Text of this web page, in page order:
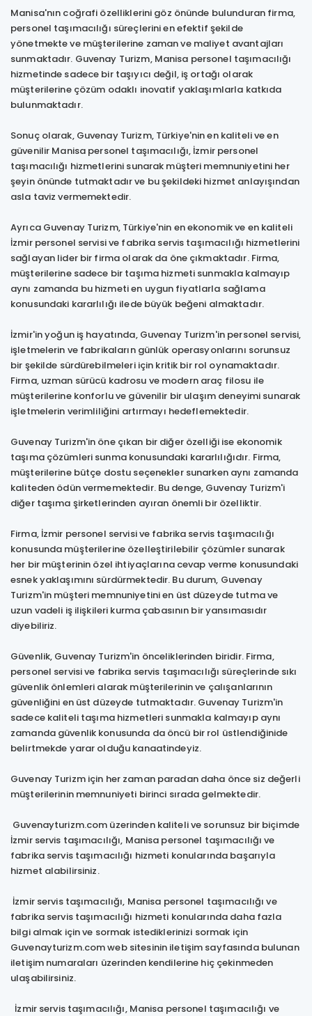
Manisa'nın coğrafi özelliklerini göz önünde bulunduran firma,
personel taşımacılığı süreçlerini en efektif şekilde
yönetmekte ve müşterilerine zaman ve maliyet avantajları
sunmaktadır. Guvenay Turizm, Manisa personel taşımacılığı
hizmetinde sadece bir taşıyıcı değil, iş ortağı olarak
müşterilerine çözüm odaklı inovatif yaklaşımlarla katkıda
bulunmaktadır.
Sonuç olarak, Guvenay Turizm, Türkiye'nin en kaliteli ve en
güvenilir Manisa personel taşımacılığı, İzmir personel
taşımacılığı hizmetlerini sunarak müşteri memnuniyetini her
şeyin önünde tutmaktadır ve bu şekildeki hizmet anlayışından
asla taviz vermemektedir.
Ayrıca Guvenay Turizm, Türkiye'nin en ekonomik ve en kaliteli
İzmir personel servisi ve fabrika servis taşımacılığı hizmetlerini
sağlayan lider bir firma olarak da öne çıkmaktadır. Firma,
müşterilerine sadece bir taşıma hizmeti sunmakla kalmayıp
aynı zamanda bu hizmeti en uygun fiyatlarla sağlama
konusundaki kararlılığı ilede büyük beğeni almaktadır.
İzmir'in yoğun iş hayatında, Guvenay Turizm'in personel servisi,
işletmelerin ve fabrikaların günlük operasyonlarını sorunsuz
bir şekilde sürdürebilmeleri için kritik bir rol oynamaktadır.
Firma, uzman sürücü kadrosu ve modern araç filosu ile
müşterilerine konforlu ve güvenilir bir ulaşım deneyimi sunarak
işletmelerin verimliliğini artırmayı hedeflemektedir.
Guvenay Turizm'in öne çıkan bir diğer özelliği ise ekonomik
taşıma çözümleri sunma konusundaki kararlılığıdır. Firma,
müşterilerine bütçe dostu seçenekler sunarken aynı zamanda
kaliteden ödün vermemektedir. Bu denge, Guvenay Turizm'i
diğer taşıma şirketlerinden ayıran önemli bir özelliktir.
Firma, İzmir personel servisi ve fabrika servis taşımacılığı
konusunda müşterilerine özelleştirilebilir çözümler sunarak
her bir müşterinin özel ihtiyaçlarına cevap verme konusundaki
esnek yaklaşımını sürdürmektedir. Bu durum, Guvenay
Turizm'in müşteri memnuniyetini en üst düzeyde tutma ve
uzun vadeli iş ilişkileri kurma çabasının bir yansımasıdır
diyebiliriz.
Güvenlik, Guvenay Turizm'in önceliklerinden biridir. Firma,
personel servisi ve fabrika servis taşımacılığı süreçlerinde sıkı
güvenlik önlemleri alarak müşterilerinin ve çalışanlarının
güvenliğini en üst düzeyde tutmaktadır. Guvenay Turizm'in
sadece kaliteli taşıma hizmetleri sunmakla kalmayıp aynı
zamanda güvenlik konusunda da öncü bir rol üstlendiğinide
belirtmekde yarar olduğu kanaatindeyiz.
Guvenay Turizm için her zaman paradan daha önce siz değerli
müşterilerinin memnuniyeti birinci sırada gelmektedir.
Guvenayturizm.com üzerinden kaliteli ve sorunsuz bir biçimde
İzmir servis taşımacılığı, Manisa personel taşımacılığı ve
fabrika servis taşımacılığı hizmeti konularında başarıyla
hizmet alabilirsiniz.
İzmir servis taşımacılığı, Manisa personel taşımacılığı ve
fabrika servis taşımacılığı hizmeti konularında daha fazla
bilgi almak için ve sormak istediklerinizi sormak için
Guvenayturizm.com web sitesinin iletişim sayfasında bulunan
iletişim numaraları üzerinden kendilerine hiç çekinmeden
ulaşabilirsiniz.
İzmir servis taşımacılığı, Manisa personel taşımacılığı ve